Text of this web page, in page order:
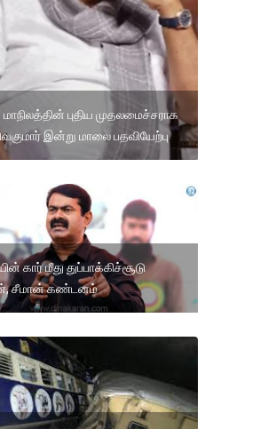
புதிய முதலமைச்சராக
இன்று மாலை பதவியேற்பு
கார் மீது துப்பாக்கிச்சூடு
சீமான் கண்டனம்